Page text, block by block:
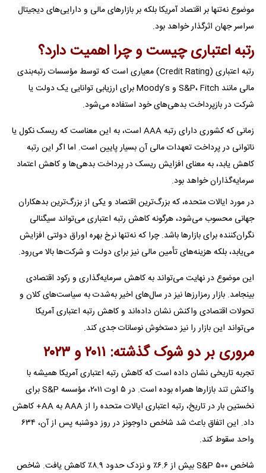
موضوع نه‌تنها بر اقتصاد آمریکا بلکه بر بازارهای مالی و دارایی‌های دیجیتال
سراسر جهان اثرگذار خواهد بود.
رتبه اعتباری چیست و چرا اهمیت دارد؟
رتبه اعتباری (Credit Rating) معیاری است که توسط مؤسسات رتبه‌بندی
مالی مانند S&P، Fitch و Moody’s برای ارزیابی توانایی یک دولت یا
شرکت در بازپرداخت بدهی‌های خود استفاده می‌شود.
زمانی که کشوری دارای رتبه AAA است، به این معناست که ریسک نکول یا
ناتوانی در پرداخت تعهدات مالی آن بسیار پایین است. اما اگر این رتبه
کاهش یابد، به معنای افزایش ریسک در پرداخت بدهی‌ها و کاهش اعتماد
سرمایه‌گذاران خواهد بود.
در مورد ایالات متحده، که بزرگ‌ترین اقتصاد و یکی از بزرگ‌ترین بدهکاران
جهانی محسوب می‌شود، هرگونه کاهش رتبه اعتباری می‌تواند سیگنالی
نگران‌کننده برای بازارها باشد. چرا که نه‌تنها نرخ بهره اوراق دولتی افزایش
می‌یابد، بلکه هزینه‌های تأمین مالی نیز برای دولت و شرکت‌ها بالا می‌رود.
این موضوع در نهایت می‌تواند به کاهش سرمایه‌گذاری و رکود اقتصادی
بینجامد. بازار رمزارزها نیز در سال‌های اخیر به‌شدت به سیاست‌های کلان و
تحولات اقتصادی واکنش نشان داده‌اند و کاهش رتبه اعتباری آمریکا
می‌تواند این بازار را نیز دستخوش نوسانات جدی کند.
مروری بر دو شوک گذشته: ۲۰۱۱ و ۲۰۲۳
تجربه تاریخی نشان داده است که کاهش رتبه اعتباری آمریکا همیشه با
واکنش تند بازارها همراه بوده است. در ۵ اوت ۲۰۱۱، مؤسسه S&P برای
نخستین بار در تاریخ، رتبه اعتباری ایالات متحده را از AAA به AA+ کاهش
داد. این اتفاق باعث شد شاخص داوجونز در روز دوشنبه پس از آن، ۶۳۴
واحد سقوط کند.
شاخص S&P ۵۰۰ بیش از ۶.۶٪ و نزدک حدود ۸.۹٪ کاهش یافت. شاخص